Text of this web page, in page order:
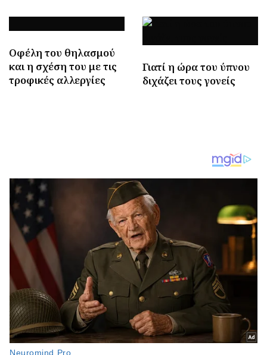
Οφέλη του θηλασμού
και η σχέση του με τις
τροφικές αλλεργίες
Γιατί η ώρα του ύπνου
διχάζει τους γονείς